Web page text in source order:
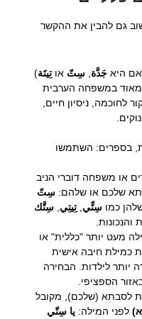
גם להבין את ההקשר
היא جَدَّة سِتّ או تِيتَة)
מאוד במשפחה הערבית
לחוכמה, ניסיון חיים,
בספרים: השתמשו
או משפחה דוברי הניב
שלכם או שלהם: سِتّ
כמו سِتِّي تِيتِي سِتَّك
והנכונות.
מעט יותר "כללית" או
כמילת חיבה אישית
יותר לילדות. הבחירה
הספציפי.
לסבתא (שלכם), מקובל
לפני המילה: يا سِتّي